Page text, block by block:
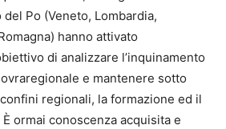
Po (Veneto, Lombardia,
hanno attivato
di analizzare l’inquinamento
e mantenere sotto
regionali, la formazione ed il
ormai conoscenza acquisita e